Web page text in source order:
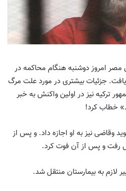
امروز دوشنبه هنگام محاکمه در
جزئیات بیشتری در مورد علت مرگ
ترکیه نیز در اولین واکنش به خبر
خطاب کرد!
وقاضی نیز به او اجازه داد. و پس از
رفت و پس از آن فوت کرد.
لازم به بیمارستان منتقل شد.